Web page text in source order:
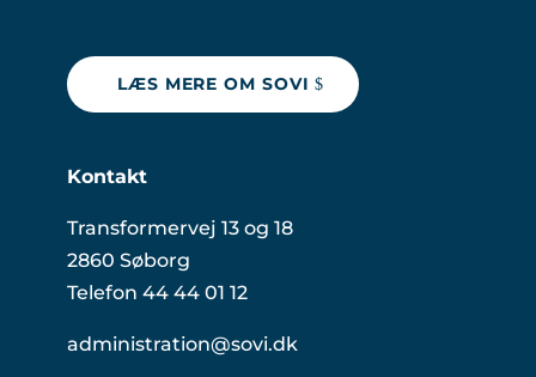
LÆS MERE OM SOVI
Kontakt
Transformervej 13 og 18
2860 Søborg
Telefon 44 44 01 12
administration@sovi.dk